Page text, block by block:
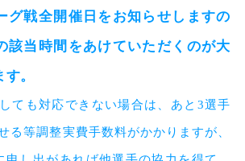
グ戦全開催日をお知らせしますの
該当時間をあけていただくのが大
。
ても対応できない場合は、あと3選手
る等調整実費手数料がかかりますが、